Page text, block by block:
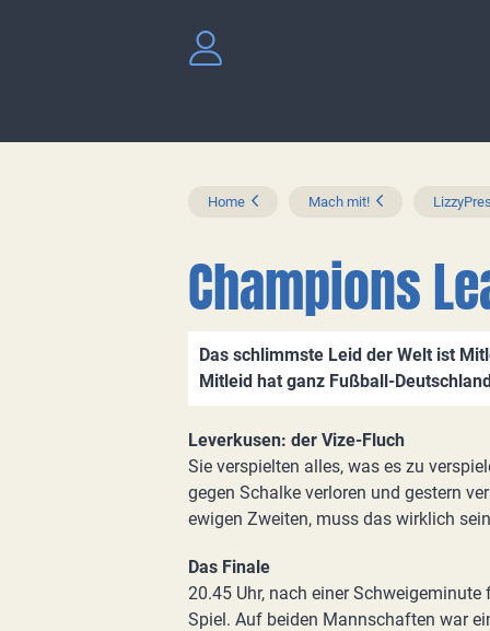
Home Mach mit!
Champions
Das schlimmste Leid der Welt ist
Mitleid hat ganz Fußball-
Leverkusen: der Vize-Fluch
Sie verspielten alles, was es zu
gegen Schalke verloren und gestern
ewigen Zweiten, muss das wirklich
Das Finale
20.45 Uhr, nach einer
Spiel. Auf beiden Mannschaften war